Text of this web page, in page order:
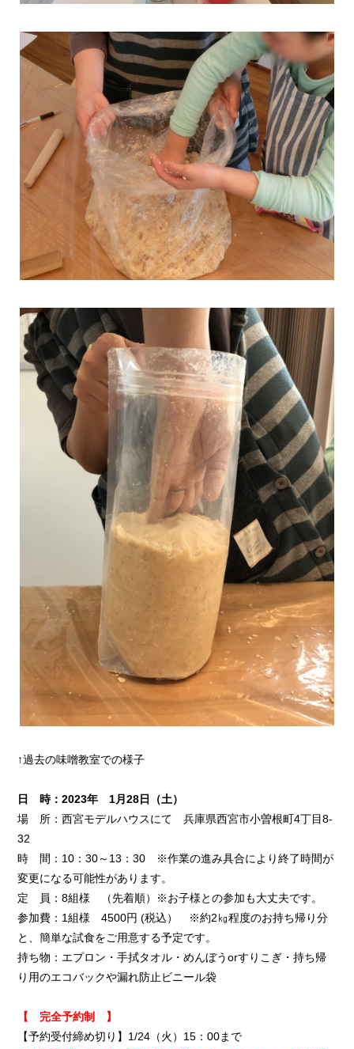
↑過去の味噌教室での様子
日 時：2023年 1月28日（土）
場 所：西宮モデルハウスにて 兵庫県西宮市小曽根町4丁目8-
32
時 間：10：30～13：30 ※作業の進み具合により終了時間が
変更になる可能性があります。
定 員：8組様 （先着順）※お子様との参加も大丈夫です。
参加費：1組様 4500円 (税込） ※約2㎏程度のお持ち帰り分
と、簡単な試食をご用意する予定です。
持ち物：エプロン・手拭タオル・めんぼうorすりこぎ・持ち帰
り用のエコバックや漏れ防止ビニール袋
【 完全予約制 】
【予約受付締め切り】1/24（火）15：00まで